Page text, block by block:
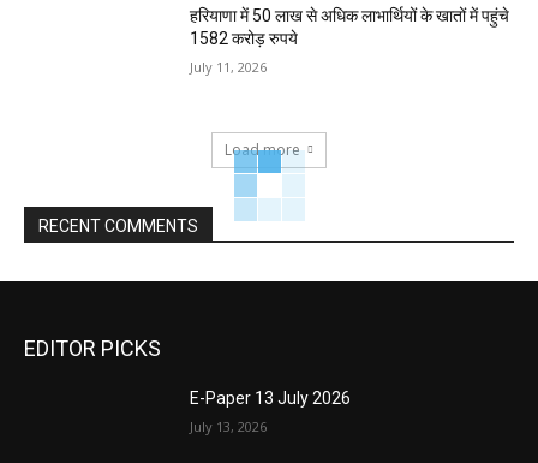
हरियाणा में 50 लाख से अधिक लाभार्थियों के खातों में पहुंचे
1582 करोड़ रुपये
July 11, 2026
Load more
RECENT COMMENTS
EDITOR PICKS
E-Paper 13 July 2026
July 13, 2026